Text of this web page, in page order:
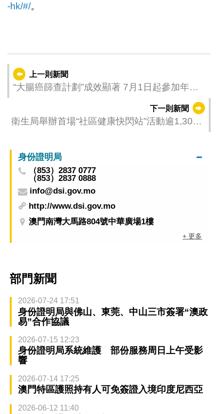
-hk/#/。
上一則新聞
“大腸癌篩查計劃”成效顯著 7月1日起參加年齡
下一則新聞
衛生局舉辦首場“社區健康快閃站”活動逾1,300
身份證明局
（853）2837 0777
（853）2837 0888
info@dsi.gov.mo
http://www.dsi.gov.mo
澳門南灣大馬路804號中華廣場1樓
+ 更多
部門新聞
2026-07-24 17:51
身份證明局與佛山、東莞、中山三市簽署“澳政
易”合作協議
2026-07-15 12:23
身份證明局系統維護 部份服務周日上午受影
響
2026-07-14 17:25
澳門特區護照持有人可免簽證入境印度尼西亞
2026-06-12 11:40